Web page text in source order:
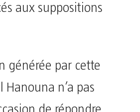
aux suppositions
générée par cette
n’a pas